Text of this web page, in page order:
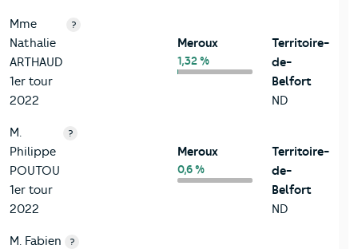
Mme
Nathalie
ARTHAUD
1er tour
2022
?
Meroux
1,32 %
Territoire-
de-
Belfort
ND
M.
Philippe
POUTOU
1er tour
2022
?
Meroux
0,6 %
Territoire-
de-
Belfort
ND
M. Fabien
?